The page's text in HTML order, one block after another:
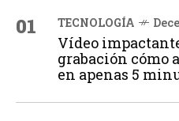
01 TECNOLOGÍA
Vídeo
grabación cómo
en apenas 5